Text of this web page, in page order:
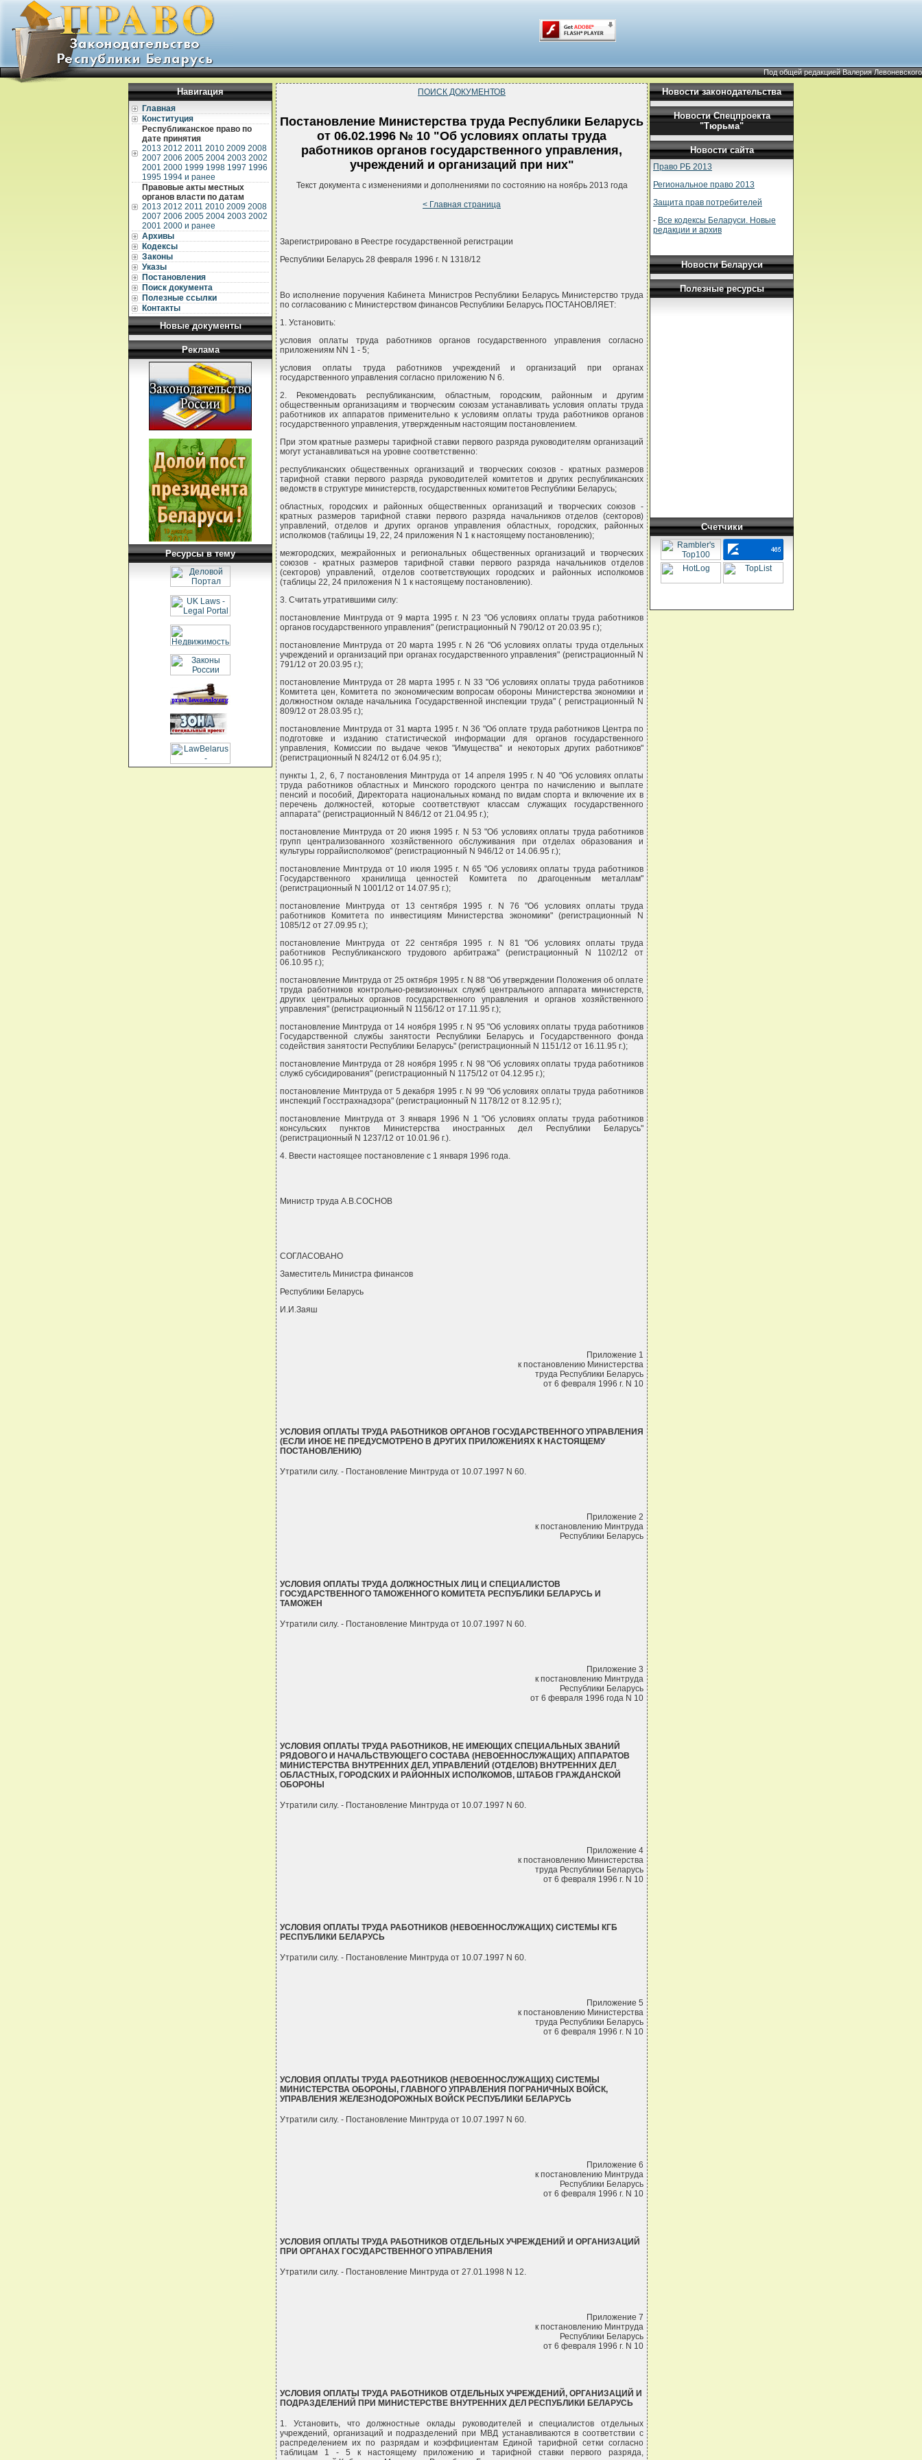
Под общей редакцией Валерия Левоневского
Навигация
Главная
Конституция
Республиканское право по
дате принятия
2013 2012 2011 2010 2009 2008
2007 2006 2005 2004 2003 2002
2001 2000 1999 1998 1997 1996
1995 1994 и ранее
Правовые акты местных
органов власти по датам
2013 2012 2011 2010 2009 2008
2007 2006 2005 2004 2003 2002
2001 2000 и ранее
Архивы
Кодексы
Законы
Указы
Постановления
Поиск документа
Полезные ссылки
Контакты
Новые документы
Реклама
Ресурсы в тему
ПОИСК ДОКУМЕНТОВ
Постановление Министерства труда Республики Беларусь
от 06.02.1996 № 10 "Об условиях оплаты труда
работников органов государственного управления,
учреждений и организаций при них"
Текст документа с изменениями и дополнениями по состоянию на ноябрь 2013 года
< Главная страница
Зарегистрировано в Реестре государственной регистрации
Республики Беларусь 28 февраля 1996 г. N 1318/12
Во исполнение поручения Кабинета Министров Республики Беларусь Министерство труда
по согласованию с Министерством финансов Республики Беларусь ПОСТАНОВЛЯЕТ:
1. Установить:
условия оплаты труда работников органов государственного управления согласно
приложениям NN 1 - 5;
условия оплаты труда работников учреждений и организаций при органах
государственного управления согласно приложению N 6.
2. Рекомендовать республиканским, областным, городским, районным и другим
общественным организациям и творческим союзам устанавливать условия оплаты труда
работников их аппаратов применительно к условиям оплаты труда работников органов
государственного управления, утвержденным настоящим постановлением.
При этом кратные размеры тарифной ставки первого разряда руководителям организаций
могут устанавливаться на уровне соответственно:
республиканских общественных организаций и творческих союзов - кратных размеров
тарифной ставки первого разряда руководителей комитетов и других республиканских
ведомств в структуре министерств, государственных комитетов Республики Беларусь;
областных, городских и районных общественных организаций и творческих союзов -
кратных размеров тарифной ставки первого разряда начальников отделов (секторов)
управлений, отделов и других органов управления областных, городских, районных
исполкомов (таблицы 19, 22, 24 приложения N 1 к настоящему постановлению);
межгородских, межрайонных и региональных общественных организаций и творческих
союзов - кратных размеров тарифной ставки первого разряда начальников отделов
(секторов) управлений, отделов соответствующих городских и районных исполкомов
(таблицы 22, 24 приложения N 1 к настоящему постановлению).
3. Считать утратившими силу:
постановление Минтруда от 9 марта 1995 г. N 23 "Об условиях оплаты труда работников
органов государственного управления" (регистрационный N 790/12 от 20.03.95 г.);
постановление Минтруда от 20 марта 1995 г. N 26 "Об условиях оплаты труда отдельных
учреждений и организаций при органах государственного управления" (регистрационный N
791/12 от 20.03.95 г.);
постановление Минтруда от 28 марта 1995 г. N 33 "Об условиях оплаты труда работников
Комитета цен, Комитета по экономическим вопросам обороны Министерства экономики и
должностном окладе начальника Государственной инспекции труда" ( регистрационный N
809/12 от 28.03.95 г.);
постановление Минтруда от 31 марта 1995 г. N 36 "Об оплате труда работников Центра по
подготовке и изданию статистической информации для органов государственного
управления, Комиссии по выдаче чеков "Имущества" и некоторых других работников"
(регистрационный N 824/12 от 6.04.95 г.);
пункты 1, 2, 6, 7 постановления Минтруда от 14 апреля 1995 г. N 40 "Об условиях оплаты
труда работников областных и Минского городского центра по начислению и выплате
пенсий и пособий, Директората национальных команд по видам спорта и включение их в
перечень должностей, которые соответствуют классам служащих государственного
аппарата" (регистрационный N 846/12 от 21.04.95 г.);
постановление Минтруда от 20 июня 1995 г. N 53 "Об условиях оплаты труда работников
групп централизованного хозяйственного обслуживания при отделах образования и
культуры горрайисполкомов" (регистрационный N 946/12 от 14.06.95 г.);
постановление Минтруда от 10 июля 1995 г. N 65 "Об условиях оплаты труда работников
Государственного хранилища ценностей Комитета по драгоценным металлам"
(регистрационный N 1001/12 от 14.07.95 г.);
постановление Минтруда от 13 сентября 1995 г. N 76 "Об условиях оплаты труда
работников Комитета по инвестициям Министерства экономики" (регистрационный N
1085/12 от 27.09.95 г.);
постановление Минтруда от 22 сентября 1995 г. N 81 "Об условиях оплаты труда
работников Республиканского трудового арбитража" (регистрационный N 1102/12 от
06.10.95 г.);
постановление Минтруда от 25 октября 1995 г. N 88 "Об утверждении Положения об оплате
труда работников контрольно-ревизионных служб центрального аппарата министерств,
других центральных органов государственного управления и органов хозяйственного
управления" (регистрационный N 1156/12 от 17.11.95 г.);
постановление Минтруда от 14 ноября 1995 г. N 95 "Об условиях оплаты труда работников
Государственной службы занятости Республики Беларусь и Государственного фонда
содействия занятости Республики Беларусь" (регистрационный N 1151/12 от 16.11.95 г.);
постановление Минтруда от 28 ноября 1995 г. N 98 "Об условиях оплаты труда работников
служб субсидирования" (регистрационный N 1175/12 от 04.12.95 г.);
постановление Минтруда от 5 декабря 1995 г. N 99 "Об условиях оплаты труда работников
инспекций Госстрахнадзора" (регистрационный N 1178/12 от 8.12.95 г.);
постановление Минтруда от 3 января 1996 N 1 "Об условиях оплаты труда работников
консульских пунктов Министерства иностранных дел Республики Беларусь"
(регистрационный N 1237/12 от 10.01.96 г.).
4. Ввести настоящее постановление с 1 января 1996 года.
Министр труда А.В.СОСНОВ
СОГЛАСОВАНО
Заместитель Министра финансов
Республики Беларусь
И.И.Заяш
Приложение 1
к постановлению Министерства
труда Республики Беларусь
от 6 февраля 1996 г. N 10
УСЛОВИЯ ОПЛАТЫ ТРУДА РАБОТНИКОВ ОРГАНОВ ГОСУДАРСТВЕННОГО УПРАВЛЕНИЯ
(ЕСЛИ ИНОЕ НЕ ПРЕДУСМОТРЕНО В ДРУГИХ ПРИЛОЖЕНИЯХ К НАСТОЯЩЕМУ
ПОСТАНОВЛЕНИЮ)
Утратили силу. - Постановление Минтруда от 10.07.1997 N 60.
Приложение 2
к постановлению Минтруда
Республики Беларусь
УСЛОВИЯ ОПЛАТЫ ТРУДА ДОЛЖНОСТНЫХ ЛИЦ И СПЕЦИАЛИСТОВ
ГОСУДАРСТВЕННОГО ТАМОЖЕННОГО КОМИТЕТА РЕСПУБЛИКИ БЕЛАРУСЬ И
ТАМОЖЕН
Утратили силу. - Постановление Минтруда от 10.07.1997 N 60.
Приложение 3
к постановлению Минтруда
Республики Беларусь
от 6 февраля 1996 года N 10
УСЛОВИЯ ОПЛАТЫ ТРУДА РАБОТНИКОВ, НЕ ИМЕЮЩИХ СПЕЦИАЛЬНЫХ ЗВАНИЙ
РЯДОВОГО И НАЧАЛЬСТВУЮЩЕГО СОСТАВА (НЕВОЕННОСЛУЖАЩИХ) АППАРАТОВ
МИНИСТЕРСТВА ВНУТРЕННИХ ДЕЛ, УПРАВЛЕНИЙ (ОТДЕЛОВ) ВНУТРЕННИХ ДЕЛ
ОБЛАСТНЫХ, ГОРОДСКИХ И РАЙОННЫХ ИСПОЛКОМОВ, ШТАБОВ ГРАЖДАНСКОЙ
ОБОРОНЫ
Утратили силу. - Постановление Минтруда от 10.07.1997 N 60.
Приложение 4
к постановлению Министерства
труда Республики Беларусь
от 6 февраля 1996 г. N 10
УСЛОВИЯ ОПЛАТЫ ТРУДА РАБОТНИКОВ (НЕВОЕННОСЛУЖАЩИХ) СИСТЕМЫ КГБ
РЕСПУБЛИКИ БЕЛАРУСЬ
Утратили силу. - Постановление Минтруда от 10.07.1997 N 60.
Приложение 5
к постановлению Министерства
труда Республики Беларусь
от 6 февраля 1996 г. N 10
УСЛОВИЯ ОПЛАТЫ ТРУДА РАБОТНИКОВ (НЕВОЕННОСЛУЖАЩИХ) СИСТЕМЫ
МИНИСТЕРСТВА ОБОРОНЫ, ГЛАВНОГО УПРАВЛЕНИЯ ПОГРАНИЧНЫХ ВОЙСК,
УПРАВЛЕНИЯ ЖЕЛЕЗНОДОРОЖНЫХ ВОЙСК РЕСПУБЛИКИ БЕЛАРУСЬ
Утратили силу. - Постановление Минтруда от 10.07.1997 N 60.
Приложение 6
к постановлению Минтруда
Республики Беларусь
от 6 февраля 1996 г. N 10
УСЛОВИЯ ОПЛАТЫ ТРУДА РАБОТНИКОВ ОТДЕЛЬНЫХ УЧРЕЖДЕНИЙ И ОРГАНИЗАЦИЙ
ПРИ ОРГАНАХ ГОСУДАРСТВЕННОГО УПРАВЛЕНИЯ
Утратили силу. - Постановление Минтруда от 27.01.1998 N 12.
Приложение 7
к постановлению Минтруда
Республики Беларусь
от 6 февраля 1996 г. N 10
УСЛОВИЯ ОПЛАТЫ ТРУДА РАБОТНИКОВ ОТДЕЛЬНЫХ УЧРЕЖДЕНИЙ, ОРГАНИЗАЦИЙ И
ПОДРАЗДЕЛЕНИЙ ПРИ МИНИСТЕРСТВЕ ВНУТРЕННИХ ДЕЛ РЕСПУБЛИКИ БЕЛАРУСЬ
1. Установить, что должностные оклады руководителей и специалистов отдельных
учреждений, организаций и подразделений при МВД устанавливаются в соответствии с
распределением их по разрядам и коэффициентам Единой тарифной сетки согласно
таблицам 1 - 5 к настоящему приложению и тарифной ставки первого разряда,
Новости законодательства
Новости Спецпроекта
"Тюрьма"
Новости сайта
Право РБ 2013
Региональное право 2013
Защита прав потребителей
- Все кодексы Беларуси. Новые
редакции и архив
Новости Беларуси
Полезные ресурсы
Счетчики